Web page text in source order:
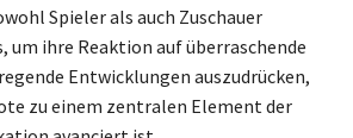
Spieler als auch Zuschauer
um ihre Reaktion auf überraschende
Entwicklungen auszudrücken,
zu einem zentralen Element der